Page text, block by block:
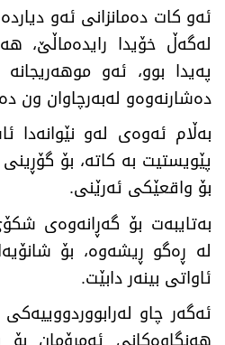
ئەو كات دەمانزانی ئەو
لەگەڵ خۆیدا رایدەماڵێ‌،
پەیدا بوو، ئەو
دەشارنەوەو لەبەرچاوان ون
بەڵام ئەوەی لەو نێوانەدا
پێویستیت بە كاتە، بۆ
بۆ واقعێكی ئەرێنی.
بەتایبەت بۆ گەڕانەوەی
لە ڕەگو ڕیشەوە، بۆ
ئاواتی بینەر دابێت.
ئەگەر چاو